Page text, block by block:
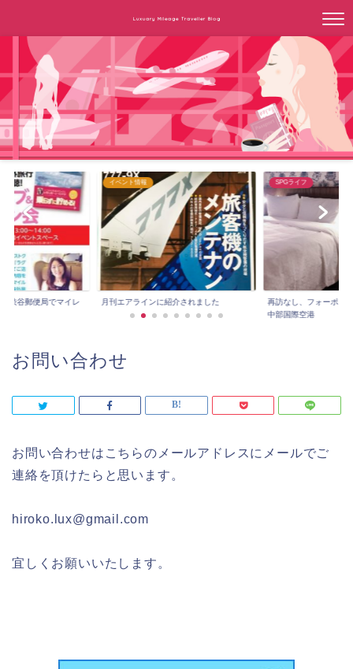
Luxuary Mileage Traveller Blog
渋谷郵便局でマイレ
イベント情報
月刊エアラインに紹介されました
SPGライフ
再訪なし、フォーポイ
中部国際空港
お問い合わせ
お問い合わせはこちらのメールアドレスにメールでご
連絡を頂けたらと思います。
hiroko.lux@gmail.com
宜しくお願いいたします。